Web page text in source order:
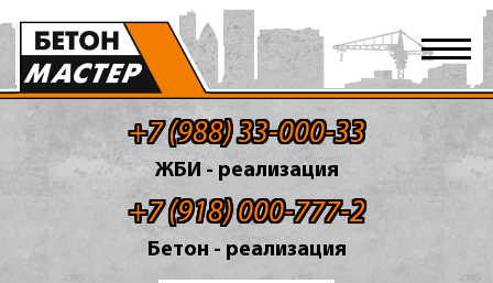
+7 (988) 33-000-33
ЖБИ - реализация
+7 (918) 000-777-2
Бетон - реализация